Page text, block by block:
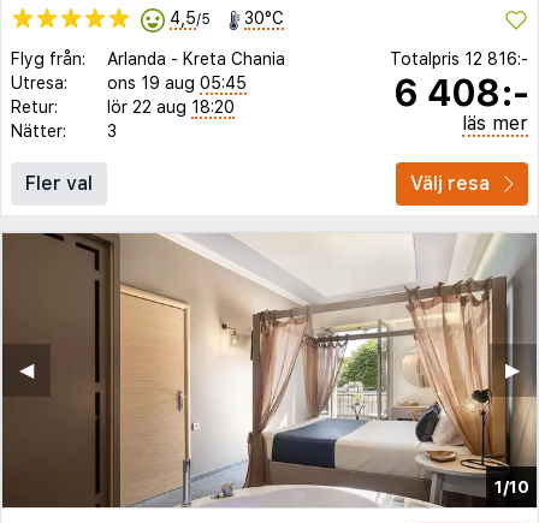
4,5/5 30°C
Flyg från: Arlanda - Kreta Chania
Utresa:
ons 19 aug 05:45
Retur:
lör 22 aug 18:20
Nätter:
3
Totalpris 12 816:-
6 408:-
läs mer
Fler val Välj resa
1/10
▶︎
◀︎